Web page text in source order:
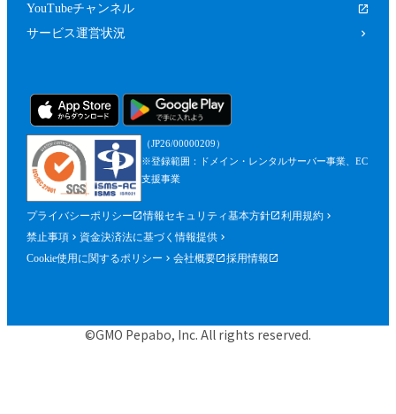
YouTubeチャンネル
サービス運営状況
（JP26/00000209）
※登録範囲：ドメイン・レンタルサーバー事業、EC
支援事業
プライバシーポリシー 情報セキュリティ基本方針
利用規約
禁止事項
資金決済法に基づく情報提供
Cookie使用に関するポリシー
会社概要 採用情報
©GMO Pepabo, Inc. All rights reserved.